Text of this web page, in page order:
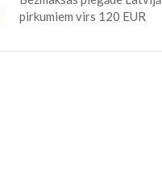
pirkumiem virs 120 EUR